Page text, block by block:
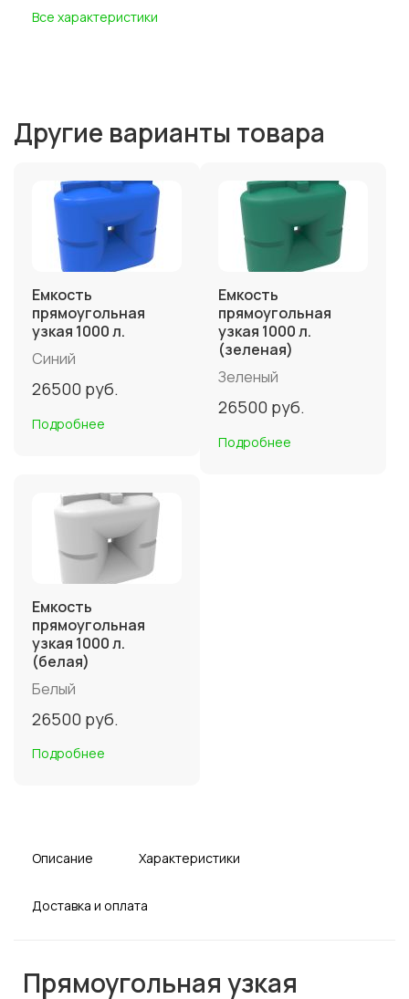
Все характеристики
Другие варианты товара
Емкость
прямоугольная
узкая 1000 л.
Синий
26500 руб.
Подробнее
Емкость
прямоугольная
узкая 1000 л.
(зеленая)
Зеленый
26500 руб.
Подробнее
Емкость
прямоугольная
узкая 1000 л.
(белая)
Белый
26500 руб.
Подробнее
Описание Характеристики
Доставка и оплата
Прямоугольная узкая